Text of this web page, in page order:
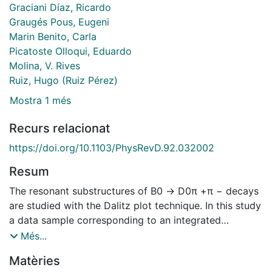
Graciani Díaz, Ricardo
Graugés Pous, Eugeni
Marin Benito, Carla
Picatoste Olloqui, Eduardo
Molina, V. Rives
Ruiz, Hugo (Ruiz Pérez)
Mostra 1 més
Recurs relacionat
https://doi.org/10.1103/PhysRevD.92.032002
Resum
The resonant substructures of B0 → D0π +π − decays
are studied with the Dalitz plot technique. In this study
a data sample corresponding to an integrated
luminosity of 3.0 fb−1 of pp collisions collected by the
B0 → D0π +π − decay in the region m(D0π ±) > 2.1
Més...
Matèries